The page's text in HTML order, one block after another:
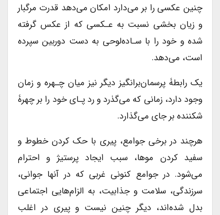
چنین عکسی را بر می‌دارد امکان می‌دهد قدرت مرگبار
و زیان بخشی نسبت به عـکسی که از عکس گرفته
شده و خود را با سـاده‌لوحی به دست دوربین سپرده
است، می‌دهد.
یک رابطۀ پرسمان‌برانگیز دیگر نیز میان چـهره و زمان
وجود دارد، زمانی که می‌گذرد و رد پـای خود را بر چهرۀ
شکننده بر جای می‌گذارد.
هر‌چند در برخی جوامع، پیری با حک کردن خطوط و
سفید کردن موها، سبب ایجاد پرستیژ و احترام
می‌شود. در جوامع کنونی غربی که در آنها جوانی،
سرزندگی، سلامت و جذابیت، به الزام‌هایی اجتماعی
بدل شده‌اند، دیگر چنین نیست و پیری در اغلب